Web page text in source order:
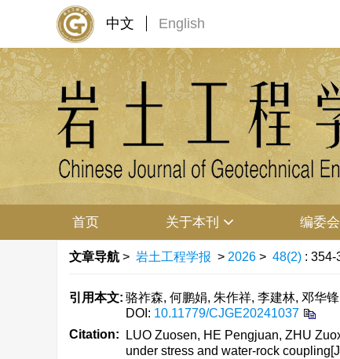
中文 English
首页 关于本刊 编委会
文章导航 > 岩土工程学报 > 2026 > 48(2) : 354-
引用本文: 骆祚森, 何鹏娟, 朱作祥, 李建林, 邓华
DOI: 10.11779/CJGE20241037
Citation:
LUO Zuosen, HE Pengjuan, ZHU
under stress and water-rock